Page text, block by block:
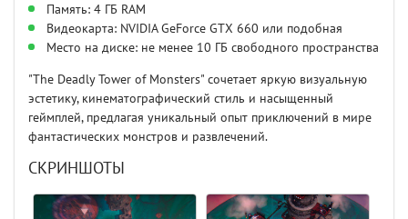
Память: 4 ГБ RAM
Видеокарта: NVIDIA GeForce GTX 660 или подобная
Место на диске: не менее 10 ГБ свободного пространства
"The Deadly Tower of Monsters" сочетает яркую визуальную
эстетику, кинематографический стиль и насыщенный
геймплей, предлагая уникальный опыт приключений в мире
фантастических монстров и развлечений.
СКРИНШОТЫ